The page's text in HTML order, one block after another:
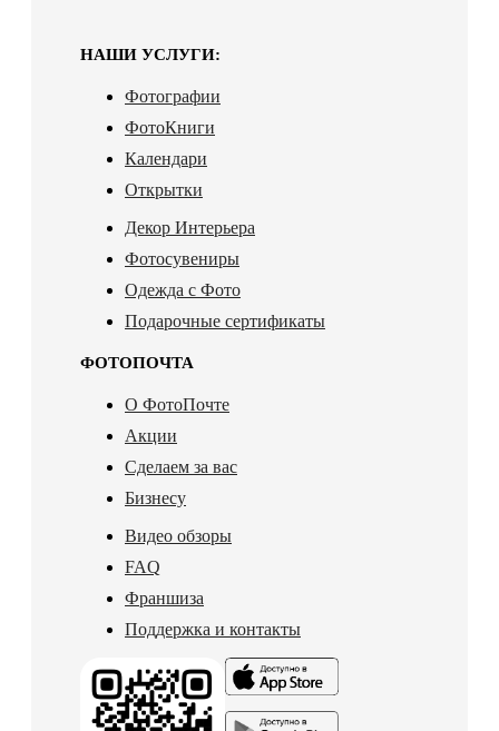
НАШИ УСЛУГИ:
Фотографии
ФотоКниги
Календари
Открытки
Декор Интерьера
Фотосувениры
Одежда с Фото
Подарочные сертификаты
ФОТОПОЧТА
О ФотоПочте
Акции
Сделаем за вас
Бизнесу
Видео обзоры
FAQ
Франшиза
Поддержка и контакты